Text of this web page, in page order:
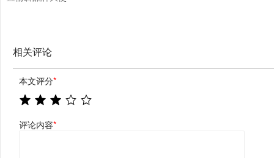
相关评论
本文评分*
评论内容*